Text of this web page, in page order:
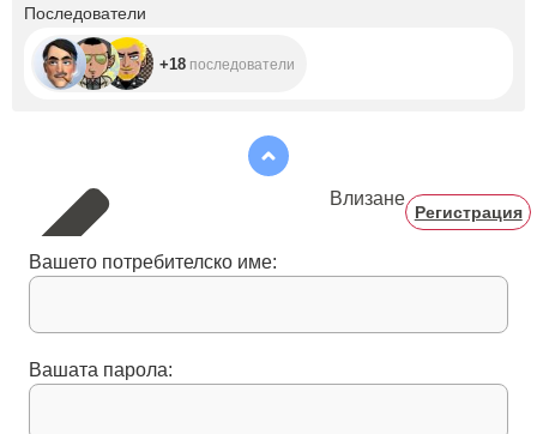
Последователи
+18 последователи
Влизане
Регистрация
Вашето потребителско име:
Вашата парола: